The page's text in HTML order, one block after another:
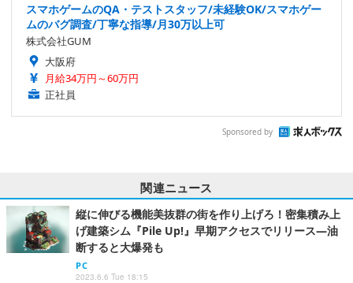
スマホゲームのQA・テストスタッフ/未経験OK/スマホゲー
ムのバグ調査/丁寧な指導/月30万以上可
株式会社GUM
大阪府
月給34万円～60万円
正社員
Sponsored by
関連ニュース
縦に伸びる機能美抜群の街を作り上げろ！密集積み上
げ建築シム『Pile Up!』早期アクセスでリリース―油
断すると大爆発も
PC
2023.6.6 Tue 18:15